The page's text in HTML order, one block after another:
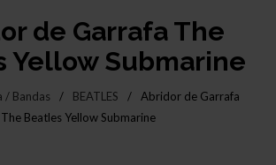
de Garrafa The
Yellow Submarine
/ Bandas / BEATLES /
Abridor de Garrafa
The Beatles Yellow Submarine